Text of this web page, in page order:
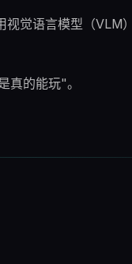
觉语言模型（VLM
真的能玩"。